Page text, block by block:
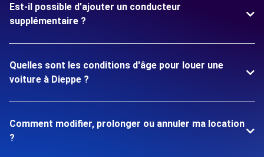
Est-il possible d'ajouter un conducteur
supplémentaire ?
Quelles sont les conditions d'âge pour louer une
voiture à Dieppe ?
Comment modifier, prolonger ou annuler ma location
?